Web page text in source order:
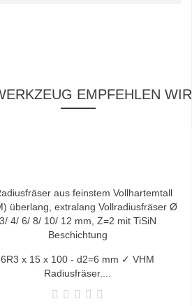
EMPFEHLEN
6R3 x 15 x 100 - d2=6 mm ✓ VHM
Radiusfräser,...